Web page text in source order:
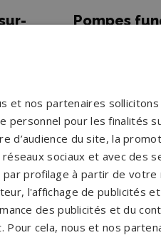
Pompes
Pompes
Pompes
→
Pompes
Achard →
sur-
Pompes
→
Pompes
et nos partenaires
personnel pour les finalités
d’audience du site, la
réseaux sociaux et avec des
par profilage à partir de votre
l'affichage de publicités
des publicités et du
Pour cela, nous et nos